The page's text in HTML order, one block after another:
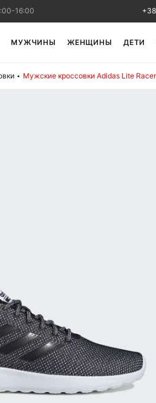
МУЖЧИНЫ ЖЕНЩИНЫ ДЕТИ
16:00
Мужские кроссовки Adidas Lite